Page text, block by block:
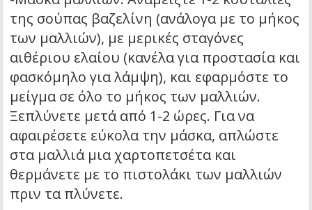
της σούπας βαζελίνη (ανάλογα με το μήκος
των μαλλιών), με μερικές σταγόνες
αιθέριου ελαίου (κανέλα για προστασία και
φασκόμηλο για λάμψη), και εφαρμόστε το
μείγμα σε όλο το μήκος των μαλλιών.
Ξεπλύνετε μετά από 1-2 ώρες. Για να
αφαιρέσετε εύκολα την μάσκα, απλώστε
στα μαλλιά μια χαρτοπετσέτα και
θερμάνετε με το πιστολάκι των μαλλιών
πριν τα πλύνετε.